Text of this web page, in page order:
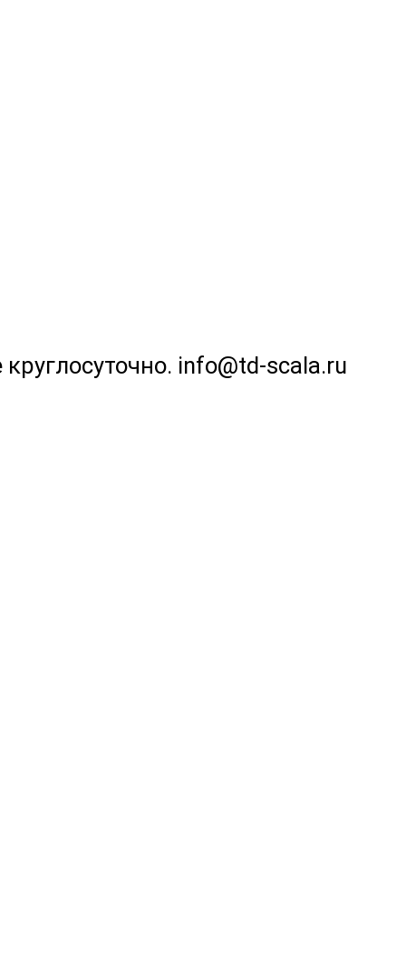
info@td-scala.ru